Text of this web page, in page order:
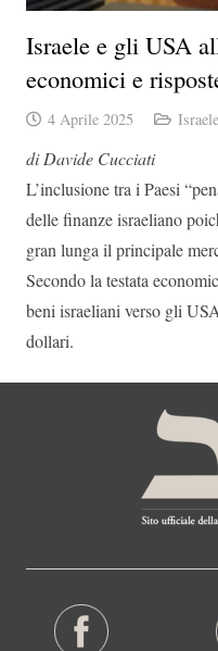
Israele e gli USA
economici e
4 Aprile 2025 Israele
di Davide Cucciati
L’inclusione tra i Paesi
delle finanze israeliano
gran lunga il principale
Secondo la testata
beni israeliani verso gli
dollari.